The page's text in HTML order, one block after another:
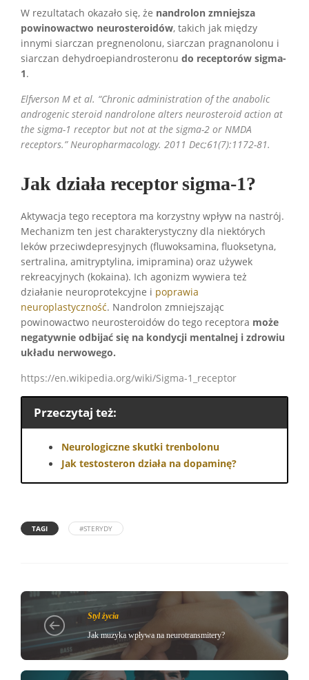
W rezultatach okazało się, że nandrolon zmniejsza
powinowactwo neurosteroidów, takich jak między
innymi siarczan pregnenolonu, siarczan pragnanolonu i
siarczan dehydroepiandrosteronu do receptorów sigma-
1.
Elfverson M et al. “Chronic administration of the anabolic
androgenic steroid nandrolone alters neurosteroid action at
the sigma-1 receptor but not at the sigma-2 or NMDA
receptors.” Neuropharmacology. 2011 Dec;61(7):1172-81.
Jak działa receptor sigma-1?
Aktywacja tego receptora ma korzystny wpływ na nastrój.
Mechanizm ten jest charakterystyczny dla niektórych
leków przeciwdepresyjnych (fluwoksamina, fluoksetyna,
sertralina, amitryptylina, imipramina) oraz używek
rekreacyjnych (kokaina). Ich agonizm wywiera też
działanie neuroprotekcyjne i poprawia
neuroplastyczność. Nandrolon zmniejszając
powinowactwo neurosteroidów do tego receptora może
negatywnie odbijać się na kondycji mentalnej i zdrowiu
układu nerwowego.
https://en.wikipedia.org/wiki/Sigma-1_receptor
Przeczytaj też:
Neurologiczne skutki trenbolonu
Jak testosteron działa na dopaminę?
TAGI #STERYDY
Styl życia
Jak muzyka wpływa na neurotransmitery?